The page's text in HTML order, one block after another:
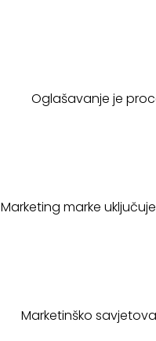
Oglašavanje je
Marketing marke
Marketinško